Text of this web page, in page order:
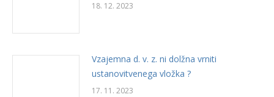
18. 12. 2023
Vzajemna d. v. z. ni dolžna vrniti
ustanovitvenega vložka ?
17. 11. 2023